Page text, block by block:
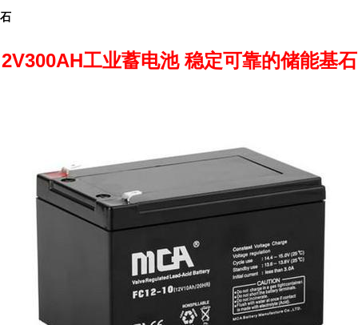
石
2V300AH工业蓄电池 稳定可靠的储能基石